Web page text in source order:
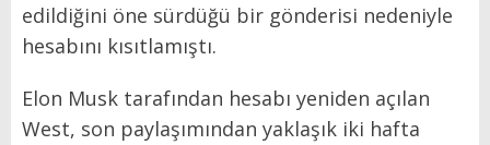
edildiğini öne sürdüğü bir gönderisi nedeniyle
hesabını kısıtlamıştı.
Elon Musk tarafından hesabı yeniden açılan
West, son paylaşımından yaklaşık iki hafta